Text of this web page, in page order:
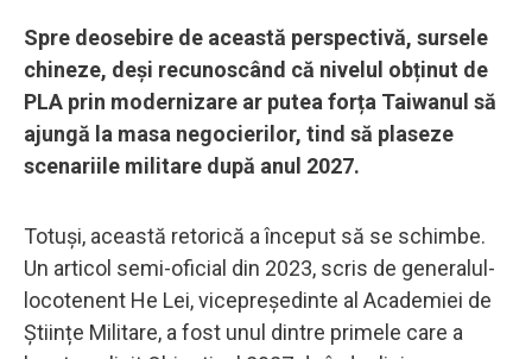
Spre deosebire de această perspectivă, sursele
chineze, deși recunoscând că nivelul obținut de
PLA prin modernizare ar putea forța Taiwanul să
ajungă la masa negocierilor, tind să plaseze
scenariile militare după anul 2027.
Totuși, această retorică a început să se schimbe.
Un articol semi-oficial din 2023, scris de generalul-
locotenent He Lei, vicepreședinte al Academiei de
Științe Militare, a fost unul dintre primele care a